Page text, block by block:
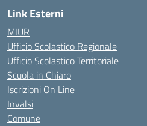
Link Esterni
MIUR
Ufficio Scolastico Regionale
Ufficio Scolastico Territoriale
Scuola in Chiaro
Iscrizioni On Line
Invalsi
Comune